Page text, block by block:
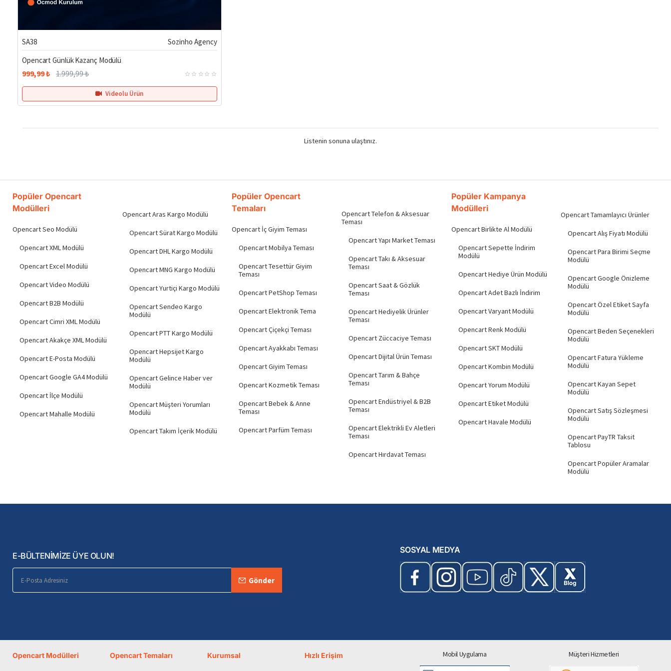
SA38
Sozinho Agency
Opencart Günlük Kazanç Modülü
999,99 ₺ 1.999,99 ₺
Videolu Ürün
Listenin sonuna ulaştınız.
Popüler Opencart
Modülleri
Opencart Seo Modülü
Opencart XML Modülü
Opencart Excel Modülü
Opencart Video Modülü
Opencart B2B Modülü
Opencart Cimri XML Modülü
Opencart Akakçe XML Modülü
Opencart E-Posta Modülü
Opencart Google GA4 Modülü
Opencart İlçe Modülü
Opencart Mahalle Modülü
Opencart Aras Kargo Modülü
Opencart Sürat Kargo Modülü
Opencart DHL Kargo Modülü
Opencart MNG Kargo Modülü
Opencart Yurtiçi Kargo Modülü
Opencart Sendeo Kargo
Modülü
Opencart PTT Kargo Modülü
Opencart Hepsijet Kargo
Modülü
Opencart Gelince Haber ver
Modülü
Opencart Müşteri Yorumları
Modülü
Opencart Takım İçerik Modülü
Popüler Opencart
Temaları
Opencart İç Giyim Teması
Opencart Mobilya Teması
Opencart Tesettür Giyim
Teması
Opencart PetShop Teması
Opencart Elektronik Tema
Opencart Çiçekçi Teması
Opencart Ayakkabı Teması
Opencart Giyim Teması
Opencart Kozmetik Teması
Opencart Bebek & Anne
Teması
Opencart Parfüm Teması
Opencart Telefon & Aksesuar
Teması
Opencart Yapı Market Teması
Opencart Takı & Aksesuar
Teması
Opencart Saat & Gözlük
Teması
Opencart Hediyelik Ürünler
Teması
Opencart Züccaciye Teması
Opencart Dijital Ürün Teması
Opencart Tarım & Bahçe
Teması
Opencart Endüstriyel & B2B
Teması
Opencart Elektrikli Ev Aletleri
Teması
Opencart Hırdavat Teması
Popüler Kampanya
Modülleri
Opencart Birlikte Al Modülü
Opencart Sepette İndirim
Modülü
Opencart Hediye Ürün Modülü
Opencart Adet Bazlı İndirim
Opencart Varyant Modülü
Opencart Renk Modülü
Opencart SKT Modülü
Opencart Kombin Modülü
Opencart Yorum Modülü
Opencart Etiket Modülü
Opencart Havale Modülü
Opencart Tamamlayıcı Ürünler
Opencart Alış Fiyatı Modülü
Opencart Para Birimi Seçme
Modülü
Opencart Google Önizleme
Modülü
Opencart Özel Etiket Sayfa
Modülü
Opencart Beden Seçenekleri
Modülü
Opencart Fatura Yükleme
Modülü
Opencart Kayan Sepet
Modülü
Opencart Satış Sözleşmesi
Modülü
Opencart PayTR Taksit
Tablosu
Opencart Popüler Aramalar
Modülü
E-BÜLTENİMİZE ÜYE OLUN!
E-
Posta
Adresiniz
Gönder
SOSYAL MEDYA
Opencart Modülleri Opencart Temaları Kurumsal Hızlı Erişim Mobil Uygulama Müşteri Hizmetleri